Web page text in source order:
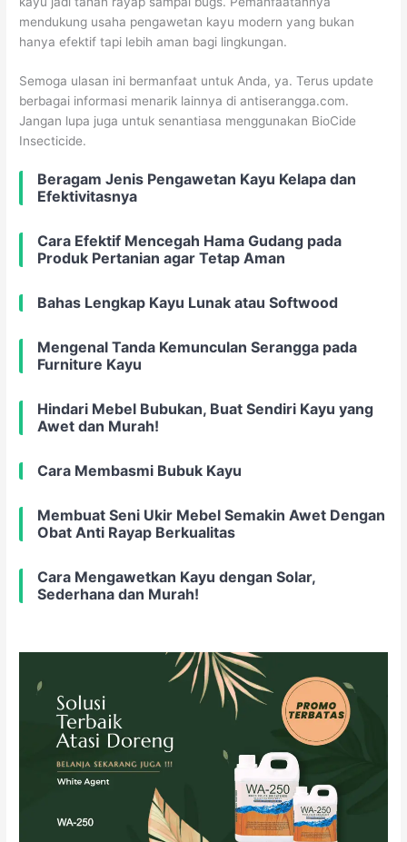
mendukung usaha pengawetan kayu modern yang bukan
hanya efektif tapi lebih aman bagi lingkungan.
Semoga ulasan ini bermanfaat untuk Anda, ya. Terus update
berbagai informasi menarik lainnya di antiserangga.com.
Jangan lupa juga untuk senantiasa menggunakan BioCide
Insecticide.
Beragam Jenis Pengawetan Kayu Kelapa dan
Efektivitasnya
Cara Efektif Mencegah Hama Gudang pada
Produk Pertanian agar Tetap Aman
Bahas Lengkap Kayu Lunak atau Softwood
Mengenal Tanda Kemunculan Serangga pada
Furniture Kayu
Hindari Mebel Bubukan, Buat Sendiri Kayu yang
Awet dan Murah!
Cara Membasmi Bubuk Kayu
Membuat Seni Ukir Mebel Semakin Awet Dengan
Obat Anti Rayap Berkualitas
Cara Mengawetkan Kayu dengan Solar,
Sederhana dan Murah!